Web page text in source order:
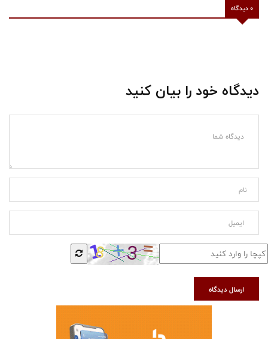
0 دیدگاه
دیدگاه خود را بیان کنید
ارسال دیدگاه